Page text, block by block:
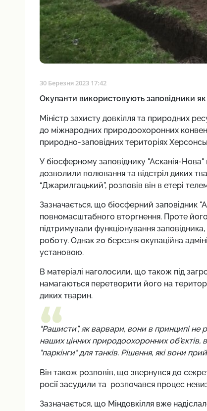
30 Березня 2023 17:42
Окупанти використовують заповідники як
Міністр захисту довкілля та природних
до міжнародних природоохоронних
природно-заповідних територіях
У біосферному заповіднику "Асканія-
дозволили полювання та відстріл диких
“Джарилгацький”, розповів він в етері
Зазначається, що біосферний заповідник
повномасштабного вторгнення. Проте
підтримували функціонування
роботу. Однак 20 березня окупаційна
установою.
В матеріалі наголосили, що також під
намагаються перетворити його на
диких тварин.
"Рашисти”, як варвари, вони в принципі
наших цінних природоохоронних об'єктів,
"паркінги" для танків. Рішення, які вони
Він також розповів, що звернувся до
росії засудили та розпочався процес
Зазначається, що Міндовкілля вже